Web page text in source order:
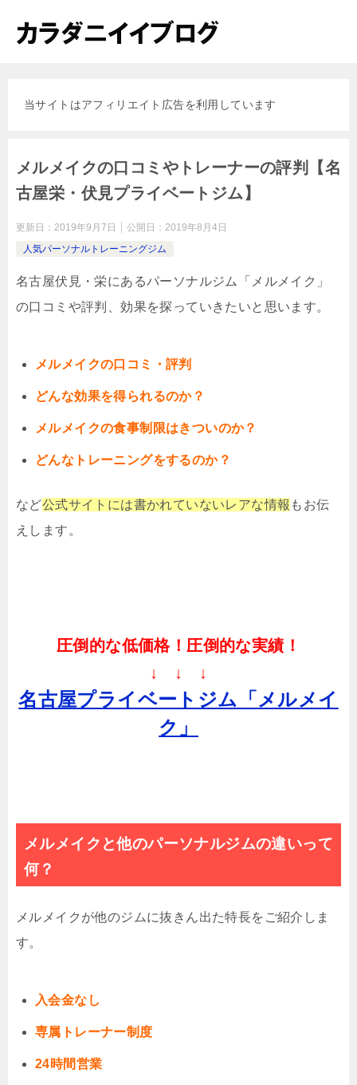
当サイトはアフィリエイト広告を利用しています
メルメイクの口コミやトレーナーの評判【名
古屋栄・伏見プライベートジム】
更新日： 2019年9月7日 公開日： 2019年8月4日
人気パーソナルトレーニングジム
名古屋伏見・栄にあるパーソナルジム「メルメイク」
の口コミや評判、効果を探っていきたいと思います。
メルメイクの口コミ・評判
どんな効果を得られるのか？
メルメイクの食事制限はきついのか？
どんなトレーニングをするのか？
など公式サイトには書かれていないレアな情報 もお伝
えします。
圧倒的な低価格！圧倒的な実績！
↓ ↓ ↓
名古屋プライベートジム「メルメイ
ク」
メルメイクと他のパーソナルジムの違いって
何？
メルメイクが他のジムに抜きん出た特長をご紹介しま
す。
入会金なし
専属トレーナー制度
24時間営業